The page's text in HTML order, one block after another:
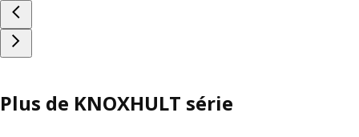
Plus de KNOXHULT série